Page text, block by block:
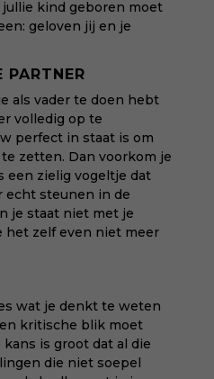
kind geboren moet
geloven jij en je
PARTNER
als vader te doen hebt
volledig op te
perfect in staat is om
zetten. Dan voorkom je
een zielig vogeltje dat
echt steunen in de
je staat niet met je
het zelf even niet meer
wat je denkt te weten
kritische blik moet
is groot dat al die
die niet soepel